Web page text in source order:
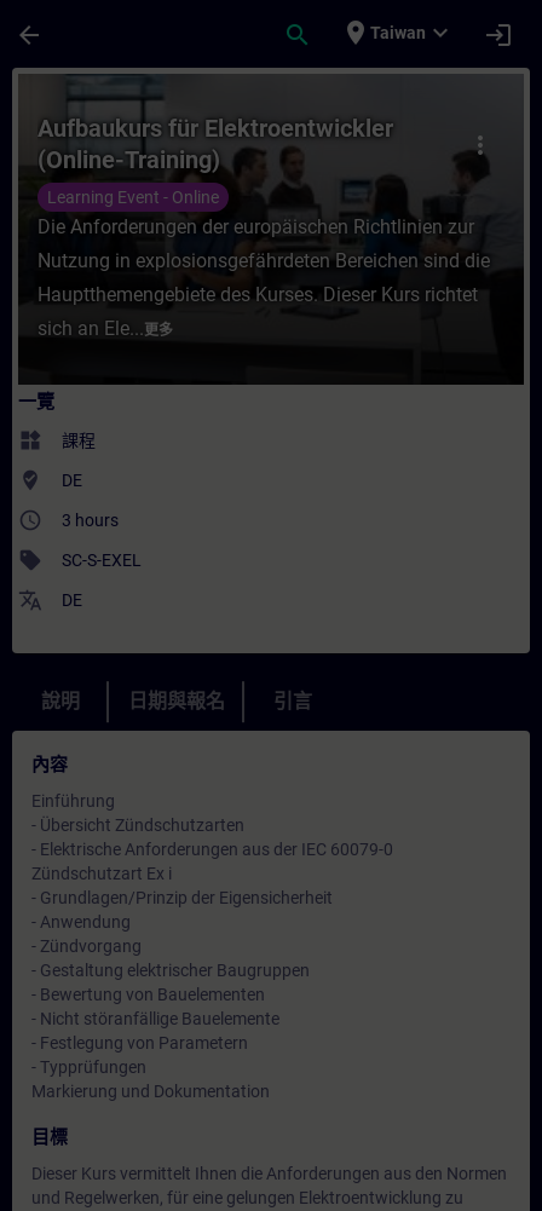
arrow_back search place Taiwan expand_more login
課程 - Aufbaukurs für Elektroentwickler
more_vert
Aufbaukurs für Elektroentwickler
(Online-Training)
Learning Event - Online
Die Anforderungen der europäischen Richtlinien zur
Nutzung in explosionsgefährdeten Bereichen sind die
Hauptthemengebiete des Kurses. Dieser Kurs richtet
sich an Ele...更多
一覽
widgets 課程
where_to_vote DE
access_time 3 hours
sell SC-S-EXEL
translate DE
說明 日期與報名 引言
內容
Einführung
- Übersicht Zündschutzarten
- Elektrische Anforderungen aus der IEC 60079-0
Zündschutzart Ex i
- Grundlagen/Prinzip der Eigensicherheit
- Anwendung
- Zündvorgang
- Gestaltung elektrischer Baugruppen
- Bewertung von Bauelementen
- Nicht störanfällige Bauelemente
- Festlegung von Parametern
- Typprüfungen
Markierung und Dokumentation
目標
Dieser Kurs vermittelt Ihnen die Anforderungen aus den Normen
und Regelwerken, für eine gelungen Elektroentwicklung zu